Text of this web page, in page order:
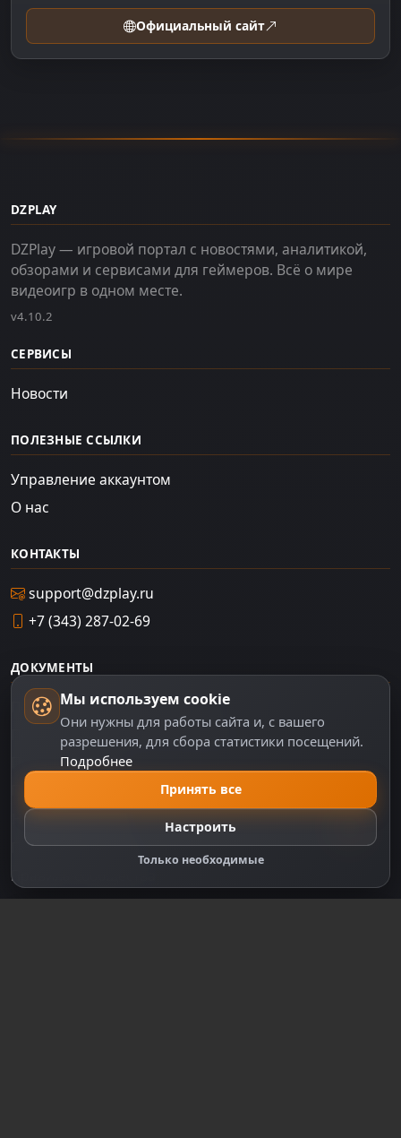
Официальный сайт
DZPLAY
DZPlay — игровой портал с новостями, аналитикой,
обзорами и сервисами для геймеров. Всё о мире
видеоигр в одном месте.
v4.10.2
СЕРВИСЫ
Новости
ПОЛЕЗНЫЕ ССЫЛКИ
Управление аккаунтом
О нас
КОНТАКТЫ
support@dzplay.ru
+7 (343) 287-02-69
ДОКУМЕНТЫ
Пользовательское соглашение
Политика персональных данных
Правила оплаты
Настройки cookie
Правообладателям
Правила сообщества
Мы используем cookie
Они нужны для работы сайта и, с вашего
разрешения, для сбора статистики посещений.
Подробнее
Принять все
Настроить
Только необходимые